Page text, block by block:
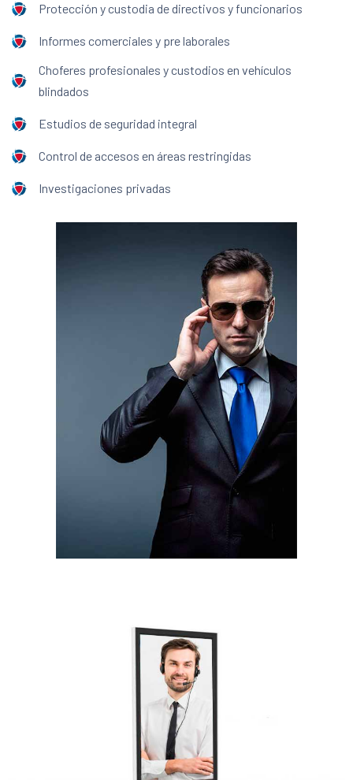
Protección y custodia de directivos y funcionarios
Informes comerciales y pre laborales
Choferes profesionales y custodios en vehículos
blindados
Estudios de seguridad integral
Control de accesos en áreas restringidas
Investigaciones privadas